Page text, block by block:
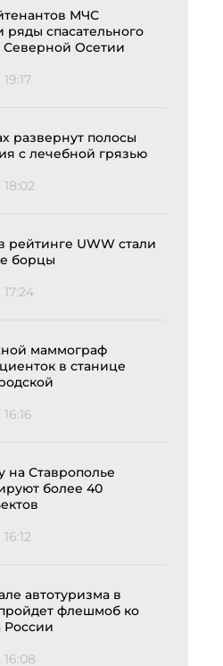
МЧС
ряды спасательного
Северной Осетии
развернут полосы
с лечебной грязью
UWW стали
борцы
маммограф
в станице
на Ставрополье
более 40
автотуризма в
флешмоб ко
16:08